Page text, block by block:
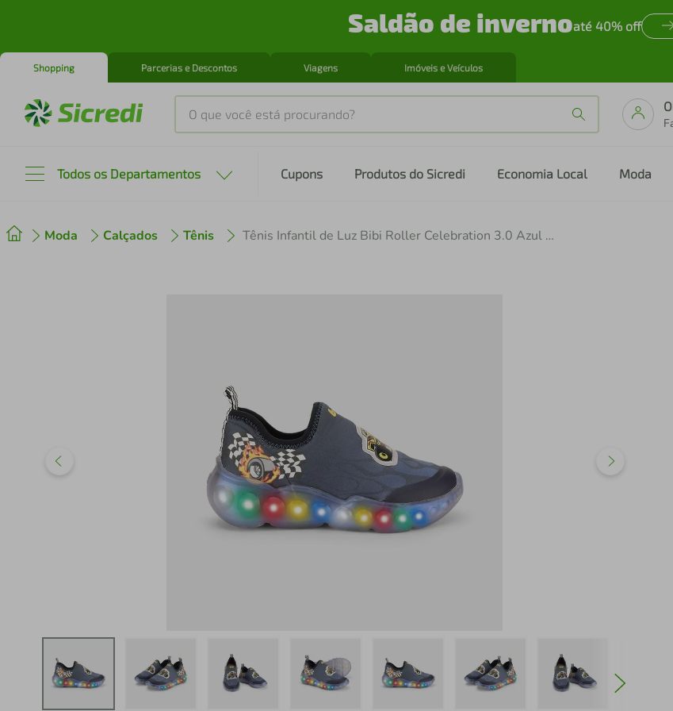
Saldão de invernoaté 40% off
Shopping Parcerias e Descontos Viagens Imóveis e Veículos
O que você está procurando?
Todos os Departamentos Cupons Produtos do Sicredi Economia Local Moda
Moda Calçados Tênis Tênis Infantil de Luz Bibi Roller Celebration 3.0 Azul de Carro
2 cafeteira